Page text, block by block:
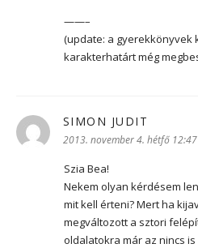
——–
(update: a gyerekkönyvek
karakterhatárt még
SIMON JUDIT
2013. november 4. hétfő 12:47
Szia Bea!
Nekem olyan kérdésem
mit kell érteni? Mert ha
megváltozott a sztori
oldalatokra már az nincs